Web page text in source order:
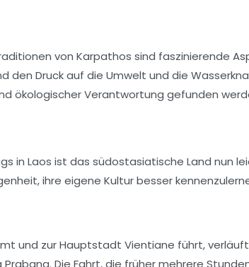
von Karpathos sind faszinierende
Druck auf die Umwelt und die
ökologischer Verantwortung gefunden
in Laos ist das südostasiatische Land nun
ihre eigene Kultur besser
und zur Hauptstadt Vientiane führt,
Die Fahrt, die früher mehrere